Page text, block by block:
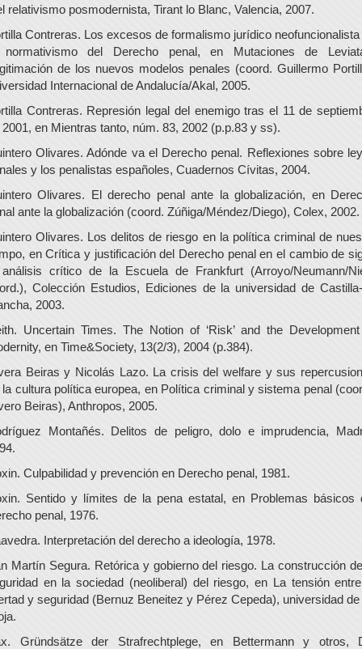
relativismo posmodernista, Tirant lo Blanc, Valencia, 2007.
Contreras. Los excesos de formalismo jurídico neofuncionalista
del Derecho penal, en Mutaciones de
de los nuevos modelos penales (coord. Guillermo
Internacional de Andalucía/Akal, 2005.
Contreras. Represión legal del enemigo tras el 11 de
2001, en Mientras tanto, núm. 83, 2002 (p.p.83 y ss).
Olivares. Adónde va el Derecho penal. Reflexiones sobre
y los penalistas españoles, Cuadernos Cívitas, 2004.
Olivares. El derecho penal ante la globalización, en
ante la globalización (coord. Zúñiga/Méndez/Diego), Colex, 2002.
Olivares. Los delitos de riesgo en la política criminal de
en Crítica y justificación del Derecho penal en el cambio de
crítico de la Escuela de Frankfurt (Arroyo/Neumann/
Colección Estudios, Ediciones de la universidad de
2003.
Uncertain Times. The Notion of ‘Risk’ and the
en Time&Society, 13(2/3), 2004 (p.384).
Beiras y Nicolás Lazo. La crisis del welfare y sus
la cultura política europea, en Política criminal y sistema penal
Beiras), Anthropos, 2005.
Montañés. Delitos de peligro, dolo e imprudencia,
Culpabilidad y prevención en Derecho penal, 1981.
Sentido y límites de la pena estatal, en Problemas básicos
penal, 1976.
Interpretación del derecho a ideología, 1978.
Martín Segura. Retórica y gobierno del riesgo. La construcción
en la sociedad (neoliberal) del riesgo, en La tensión
y seguridad (Bernuz Beneitez y Pérez Cepeda), universidad de
Gründsätze der Strafrechtplege, en Bettermann y otros,